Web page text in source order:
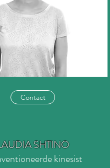
Contact
SHTINO
kinesist